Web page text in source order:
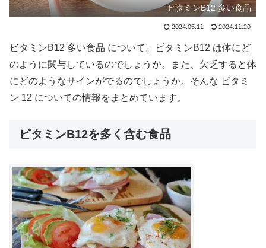
ビタミンB12 多い食品
2024.05.11 2024.11.20
ビタミンB12 多い食品 について。ビタミンB12 は体にど
のように関与しているのでしょうか。また、欠乏すると体
にどのようなサインがでるのでしょうか。そんな ビタミ
ン 12 についての情報をまとめています。
ビタミンB12を多く含む食品